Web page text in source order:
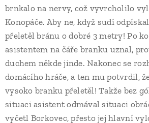
brnkalo na nervy, což vyvrcholilo
Konopáče. Aby ne, když sudí
přeletěl bránu o dobré 3 metry! Po
asistentem na čáře branku uznal,
duchem někde jinde. Nakonec se
domácího hráče, a ten mu potvrdil,
vysoko branku přeletěl! Takže bez
situaci asistent odmával situaci
vyčetl Borkovec, přesto jej hlavní